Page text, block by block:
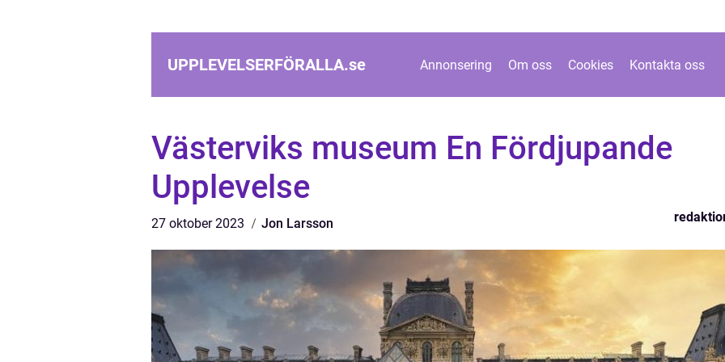
UPPLEVELSERFÖRALLA.se Annonsering Om oss Cookies Kontakta oss
Västerviks museum En Fördjupande
Upplevelse
27 oktober 2023 Jon Larsson